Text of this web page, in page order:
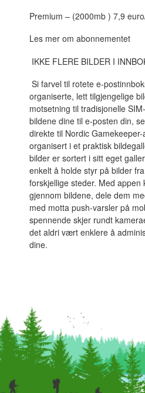
Premium – (2000mb ) 7,9
Les mer om abonnementet
IKKE FLERE BILDER I
Si farvel til rotete e-
organiserte, lett tilgjengelige
motsetning til tradisjonelle
bildene dine til e-posten din,
direkte til Nordic
organisert i et praktisk
bilder er sortert i sitt eget
enkelt å holde styr på bilder
forskjellige steder. Med appen
gjennom bildene, dele dem
med motta push-varsler på
spennende skjer rundt
det aldri vært enklere å
dine.